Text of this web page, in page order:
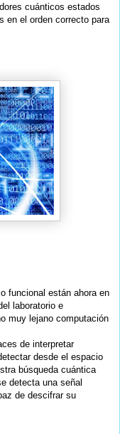
cuánticos estados
en el orden correcto para
funcional están ahora en
laboratorio e
muy lejano computación
de interpretar
desde el espacio
búsqueda cuántica
detecta una señal
de descifrar su